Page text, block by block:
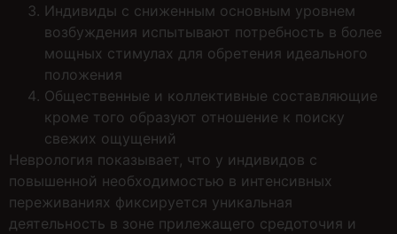
Индивиды с сниженным основным уровнем
возбуждения испытывают потребность в более
мощных стимулах для обретения идеального
положения
Общественные и коллективные составляющие
кроме того образуют отношение к поиску
свежих ощущений
Неврология показывает, что у индивидов с
повышенной необходимостью в интенсивных
переживаниях фиксируется уникальная
деятельность в зоне прилежащего средоточия и